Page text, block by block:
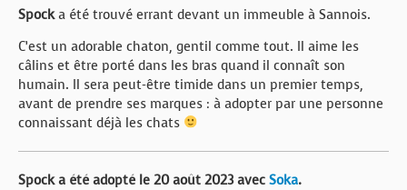
Spocka été trouvé errant devant un immeuble à Sannois.
C’est un adorable chaton, gentil comme tout. Il aime les
câlins et être porté dans les bras quand il connaît son
humain. Il sera peut-être timide dans un premier temps,
avant de prendre ses marques : à adopter par une personne
connaissant déjà les chats
Spock a été adopté le 20 août 2023 avec Soka.